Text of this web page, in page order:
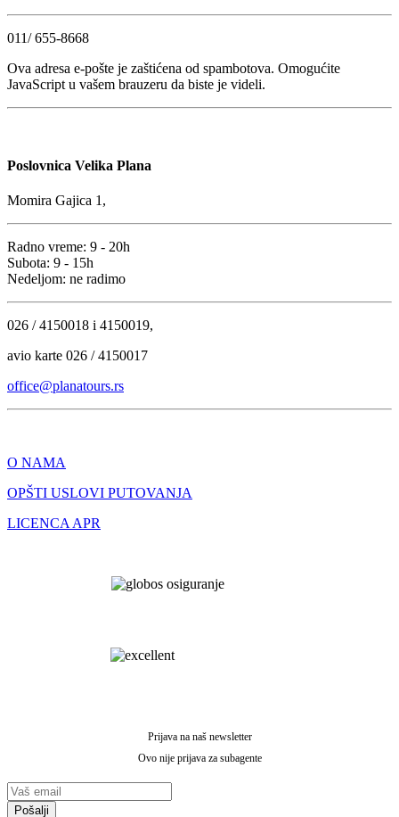
011/ 655-8668
Ova adresa e-pošte je zaštićena od spambotova. Omogućite
JavaScript u vašem brauzeru da biste je videli.
Poslovnica Velika Plana
Momira Gajica 1,
Radno vreme: 9 - 20h
Subota: 9 - 15h
Nedeljom: ne radimo
026 / 4150018 i 4150019,
avio karte 026 / 4150017
office@planatours.rs
O NAMA
OPŠTI USLOVI PUTOVANJA
LICENCA APR
Prijava na našnewsletter
Ovo nije prijava za subagente
Pošalji